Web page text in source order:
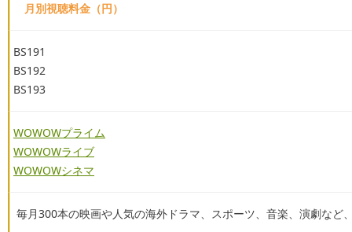
月別視聴料金（円）
BS191
BS192
BS193
WOWOWプライム
WOWOWライブ
WOWOWシネマ
毎月300本の映画や人気の海外ドラマ、スポーツ、音楽、演劇など